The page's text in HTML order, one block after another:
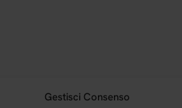
Gestisci Consenso